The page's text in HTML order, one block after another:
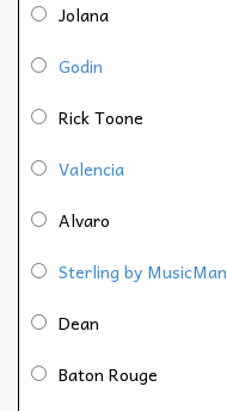
Jolana
Godin
Rick Toone
Valencia
Alvaro
Sterling by MusicMan
Dean
Baton Rouge